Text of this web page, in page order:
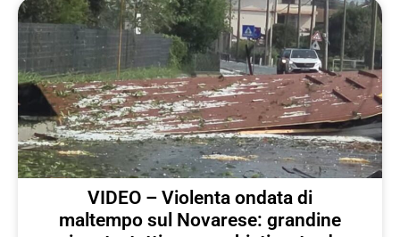
VIDEO – Violenta ondata di
maltempo sul Novarese: grandine